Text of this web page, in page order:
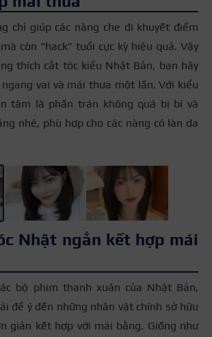
chỉ giúp các nàng che đi khuyết điểm
còn “hack” tuổi cực kỳ hiệu quả. Vậy
thích cắt tóc kiểu Nhật Bản, bạn hãy
vai và mái thưa một lần. Với kiểu
tâm là phần trán không quá bị bí và
nhé, phù hợp cho các nàng có làn da
Nhật ngắn kết hợp mái
bộ phim thanh xuân của Nhật Bản,
để ý đến những nhân vật chính sở hữu
giản kết hợp với mái bằng. Giống như